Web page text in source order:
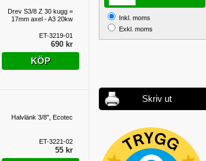
Inkl. moms
Exkl. moms
Skriv ut
Drev S3/8 Z 30 kugg =
17mm axel - A3 20kw
ET-3219-01
690 kr
KÖP
Halvlänk 3/8", Ecotec
ET-3221-02
55 kr